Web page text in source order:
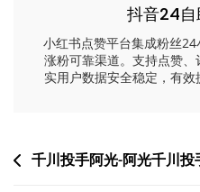
抖音24自
小红书点赞平台集成粉丝
涨粉可靠渠道。支持点赞
实用户数据安全稳定，有效
文千川投手阿光-阿光千川投